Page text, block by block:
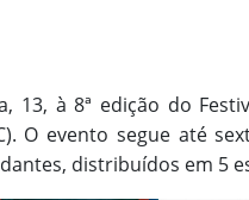
à 8ª edição do
O evento segue até
distribuídos em 5